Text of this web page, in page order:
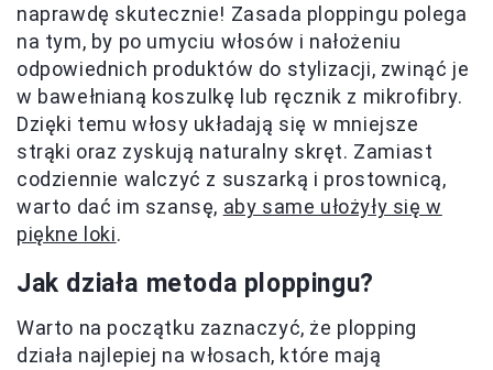
naprawdę skutecznie! Zasada ploppingu polega
na tym, by po umyciu włosów i nałożeniu
odpowiednich produktów do stylizacji, zwinąć je
w bawełnianą koszulkę lub ręcznik z mikrofibry.
Dzięki temu włosy układają się w mniejsze
strąki oraz zyskują naturalny skręt. Zamiast
codziennie walczyć z suszarką i prostownicą,
warto dać im szansę, aby same ułożyły się w
piękne loki.
Jak działa metoda ploppingu?
Warto na początku zaznaczyć, że plopping
działa najlepiej na włosach, które mają